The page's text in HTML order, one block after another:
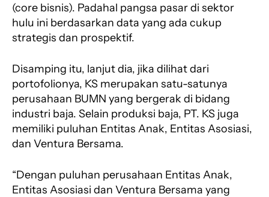
(core bisnis). Padahal pangsa pasar di sektor
hulu ini berdasarkan data yang ada cukup
strategis dan prospektif.
Disamping itu, lanjut dia, jika dilihat dari
portofolionya, KS merupakan satu-satunya
perusahaan BUMN yang bergerak di bidang
industri baja. Selain produksi baja, PT. KS juga
memiliki puluhan Entitas Anak, Entitas Asosiasi,
dan Ventura Bersama.
“Dengan puluhan perusahaan Entitas Anak,
Entitas Asosiasi dan Ventura Bersama yang